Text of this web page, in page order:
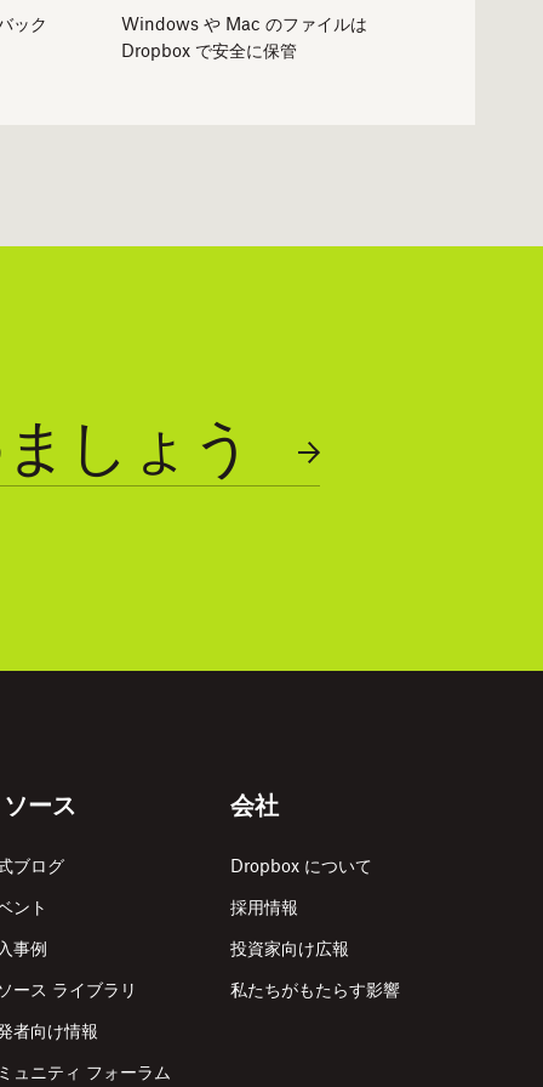
ック
Windows や Mac のファイルは
Dropbox で安全に保管
しょう
ース
ブログ
ント
事例
ース ライブラリ
者向け情報
ュニティ フォーラム
会社
Dropbox について
採用情報
投資家向け広報
私たちがもたらす影響